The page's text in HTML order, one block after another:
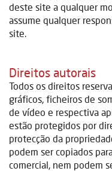
deste site a qualquer
assume qualquer
site.
Direitos autorais
Todos os direitos
gráficos, ficheiros de
de vídeo e respectiva
estão protegidos por
protecção da
podem ser copiados
comercial, nem podem